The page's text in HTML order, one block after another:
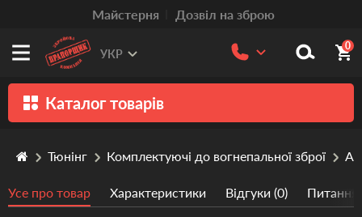
Mайстерня Дозвіл на зброю
УКР
0
Каталог товарів
Травматична зброя
Тюнінг Комплектуючі до вогнепальної зброї
Усе про товар Характеристики Відгуки (0)